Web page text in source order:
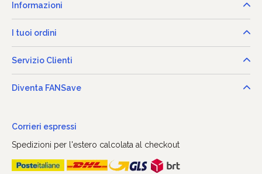
Informazioni
I tuoi ordini
Servizio Clienti
Diventa FANSave
Corrieri espressi
Spedizioni per l'estero calcolata al checkout